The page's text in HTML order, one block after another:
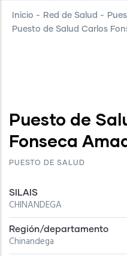
Inicio - Red de Salud -
Puesto de Salud Carlos
Puesto de
Fonseca
PUESTO DE SALUD
SILAIS
CHINANDEGA
Región/departamento
Chinandega